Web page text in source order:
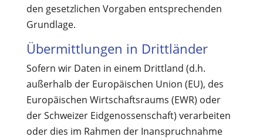
den gesetzlichen Vorgaben entsprechenden
Grundlage.
Übermittlungen in Drittländer
Sofern wir Daten in einem Drittland (d.h.
außerhalb der Europäischen Union (EU), des
Europäischen Wirtschaftsraums (EWR) oder
der Schweizer Eidgenossenschaft) verarbeiten
oder dies im Rahmen der Inanspruchnahme